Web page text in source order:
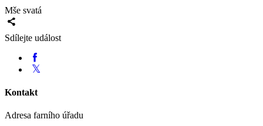
Mše svatá
Sdílejte událost
Kontakt
Adresa farního úřadu